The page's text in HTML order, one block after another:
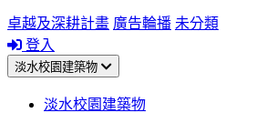
卓越及深耕計畫 廣告輪播 未分類
登入
淡水校園建築物
淡水校園建築物